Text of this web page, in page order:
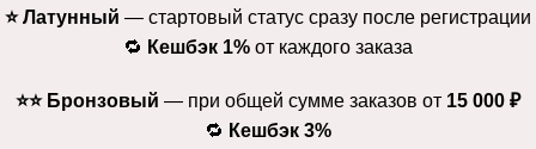
⭐ Латунный — стартовый статус сразу после регистрации
🔁 Кешбэк 1% от каждого заказа
⭐⭐ Бронзовый — при общей сумме заказов от 15 000 ₽
🔁 Кешбэк 3%